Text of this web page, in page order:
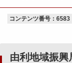
コンテンツ番号：6583
由利地域振興